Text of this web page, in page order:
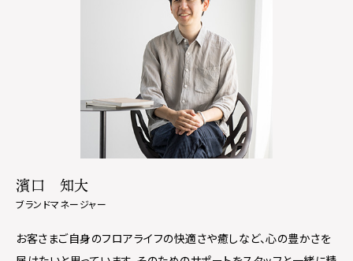
濱口 知大
ブランドマネージャー
お客さまご自身のフロアライフの快適さや癒しなど、心の豊かさを